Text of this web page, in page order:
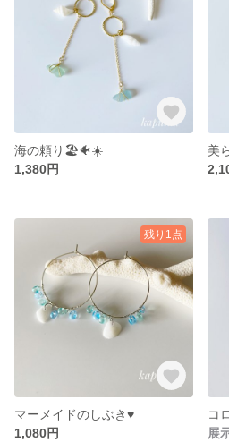
海の頼り🏖🐠☀️
1,380円
美
残り1点
マーメイドのしぶき♥
1,080円
コ
展